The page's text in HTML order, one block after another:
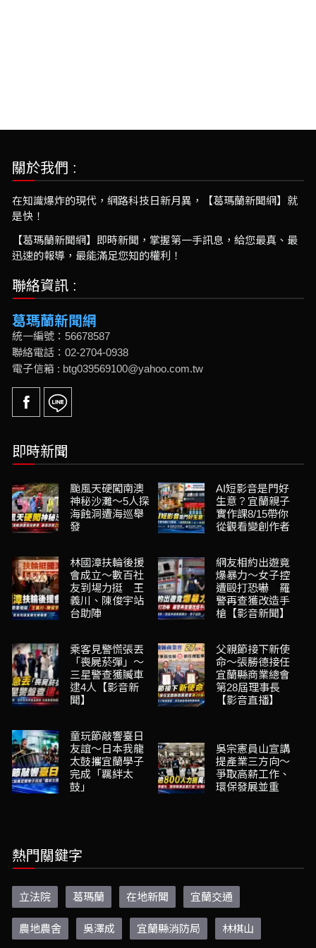
關於我們 :
在知識爆炸的現代，網路科技日新月異，【葛瑪蘭新聞網】就
是快！
【葛瑪蘭新聞網】即時新聞，掌握第一手訊息，給您最真、最
迅速的報導，最能滿足您知的權利！
聯絡資訊 :
葛瑪蘭新聞網
統一編號：56678587
聯絡電話：02-2704-0938
電子信箱 : btg039569100@yahoo.com.tw
即時新聞
颱風天硬闖南澳
神秘沙灘～5人探
海蝕洞遭海巡舉
發
AI短影音是門好
生意？宜蘭親子
實作課8/15帶你
從觀看變創作者
林國漳扶輪後援
會成立～數百社
友到場力挺 王
義川、陳俊宇站
台助陣
網友相約出遊竟
爆暴力～女子控
遭毆打恐嚇 羅
警再查獲改造手
槍【影音新聞】
乘客見警慌張丟
「喪屍菸彈」～
三星警查獲贓車
逮4人【影音新
聞】
父親節接下新使
命～張勝德接任
宜蘭縣商業總會
第28屆理事長
【影音直播】
童玩節敲響臺日
友誼～日本我龍
太鼓攜宜蘭學子
完成「羈絆太
鼓」
吳宗憲員山宣講
提產業三方向～
爭取高薪工作、
環保發展並重
熱門關鍵字
立法院 葛瑪蘭 在地新聞 宜蘭交通
農地農舍 吳澤成 宜蘭縣消防局 林棋山